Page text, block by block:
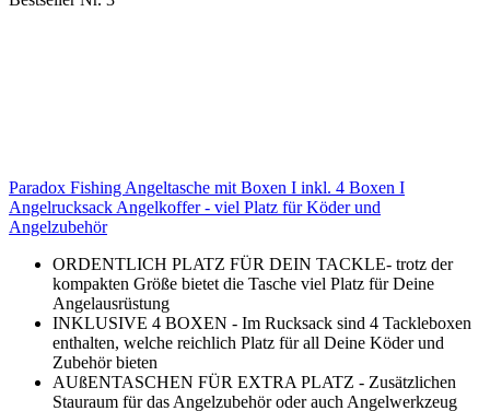
Paradox Fishing Angeltasche mit Boxen I inkl. 4 Boxen I
Angelrucksack Angelkoffer - viel Platz für Köder und
Angelzubehör
ORDENTLICH PLATZ FÜR DEIN TACKLE- trotz der
kompakten Größe bietet die Tasche viel Platz für Deine
Angelausrüstung
INKLUSIVE 4 BOXEN - Im Rucksack sind 4 Tackleboxen
enthalten, welche reichlich Platz für all Deine Köder und
Zubehör bieten
AUßENTASCHEN FÜR EXTRA PLATZ - Zusätzlichen
Stauraum für das Angelzubehör oder auch Angelwerkzeug